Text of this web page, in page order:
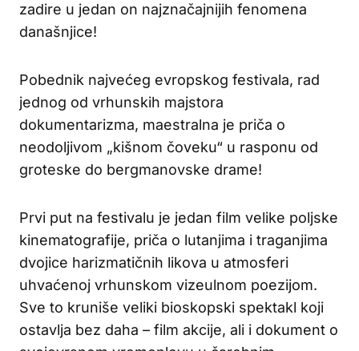
zadire u jedan on najznačajnijih fenomena
današnjice!
Pobednik najvećeg evropskog festivala, rad
jednog od vrhunskih majstora
dokumentarizma, maestralna je priča o
neodoljivom „kišnom čoveku“ u rasponu od
groteske do bergmanovske drame!
Prvi put na festivalu je jedan film velike poljske
kinematografije, priča o lutanjima i traganjima
dvojice harizmatičnih likova u atmosferi
uhvaćenoj vrhunskom vizeulnom poezijom.
Sve to kruniše veliki bioskopski spektakl koji
ostavlja bez daha – film akcije, ali i dokument o